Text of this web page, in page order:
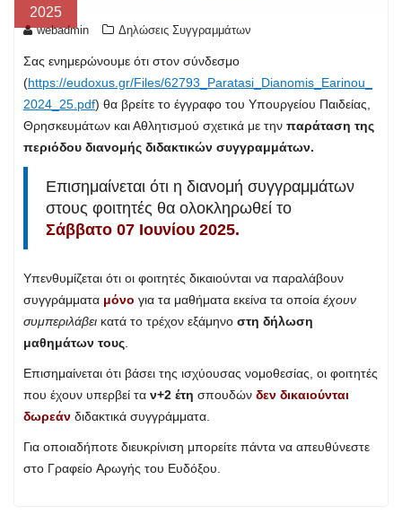
2025
webadmin Δηλώσεις Συγγραμμάτων
Σας ενημερώνουμε ότι στον σύνδεσμο
(https://eudoxus.gr/Files/62793_Paratasi_Dianomis_Earinou_
2024_25.pdf) θα βρείτε το έγγραφο του Υπουργείου Παιδείας,
Θρησκευμάτων και Αθλητισμού σχετικά με την παράταση της
περιόδου διανομής διδακτικών συγγραμμάτων.
Επισημαίνεται ότι η διανομή συγγραμμάτων
στους φοιτητές θα ολοκληρωθεί το
Σάββατο 07 Ιουνίου 2025.
Υπενθυμίζεται ότι οι φοιτητές δικαιούνται να παραλάβουν
συγγράμματα μόνο για τα μαθήματα εκείνα τα οποία έχουν
συμπεριλάβει κατά το τρέχον εξάμηνο στη δήλωση
μαθημάτων τους
Επισημαίνεται ότι βάσει της ισχύουσας νομοθεσίας, οι φοιτητές
που έχουν υπερβεί τα ν+2 έτη σπουδών δεν δικαιούνται
δωρεάν διδακτικά συγγράμματα.
Για οποιαδήποτε διευκρίνιση μπορείτε πάντα να απευθύνεστε
στο Γραφείο Αρωγής του Ευδόξου.